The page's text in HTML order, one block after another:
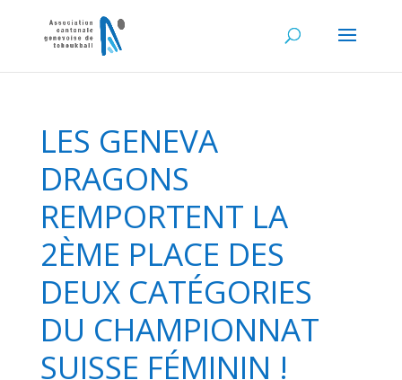
LES GENEVA
DRAGONS
REMPORTENT LA
2ÈME PLACE DES
DEUX CATÉGORIES
DU CHAMPIONNAT
SUISSE FÉMININ !